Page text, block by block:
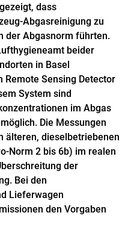
dass
Abgasreinigung zu
der Abgasnorm führten.
beider
in Basel
Sensing Detector
System sind
im Abgas
Die Messungen
älteren, dieselbetriebenen
Norm 2 bis 6b) im realen
der
Bei den
Lieferwagen
den Vorgaben